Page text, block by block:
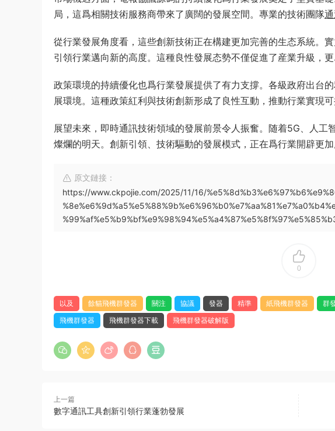
局，這爲相關技術服務商帶來了廣闊的發展空間。專業的技術團隊
從行業發展角度看，這些創新技術正在構建更加完善的生态系統。
引領行業邁向新的高度。這種良性發展态勢不僅促進了産業升級，更
政策環境的持續優化也爲行業發展提供了有力支撐。各級政府出台
展環境。這種政策紅利與技術創新形成了良性互動，推動行業實現可
展望未來，即時通訊技術領域的發展前景令人振奮。随着5G、人工
燦爛的明天。創新引領、技術驅動的發展模式，正在爲行業開辟更加
原文鏈接：
https://www.ckpojie.com/2025/11/16/
0
以及 餘貓飛機群發器 關注 協議 發器 精準 紙飛機群發器 群
飛機群發器
飛機群發器下載 飛機群發器破解版
上一篇
數字通訊工具創新引領行業蓬勃發展